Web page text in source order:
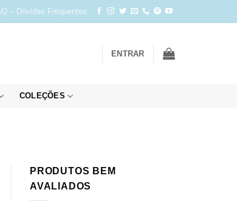
– Dúvidas Frequentes
ENTRAR
COLEÇÕES
PRODUTOS BEM
AVALIADOS